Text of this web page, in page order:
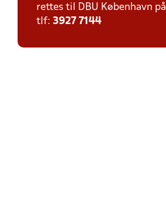
rettes til DBU København på
tlf: 3927 7144